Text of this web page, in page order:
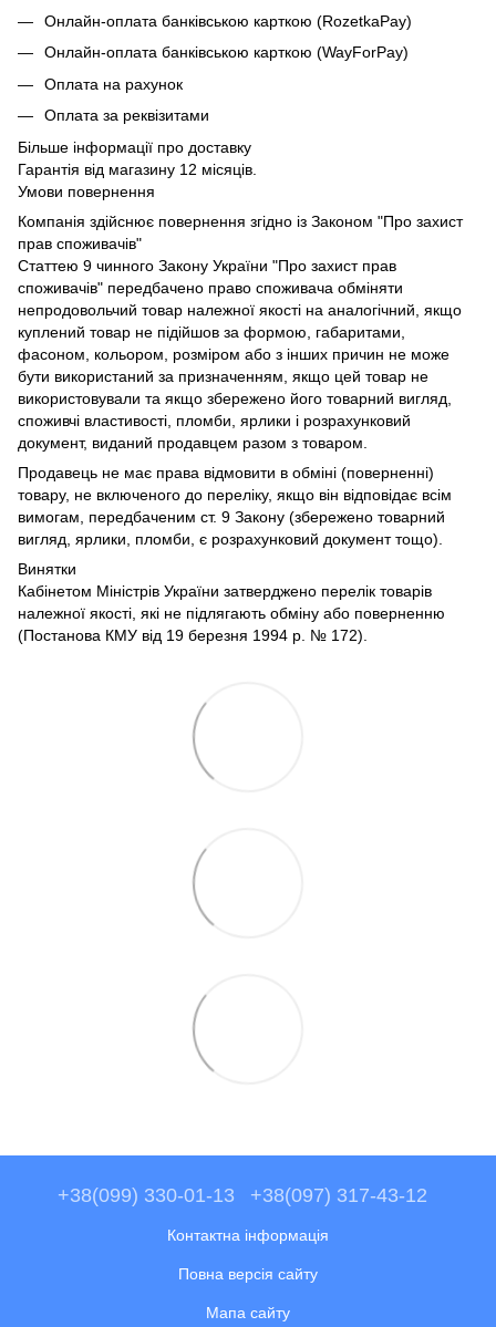
Онлайн-оплата банківською карткою (RozetkaPay)
Онлайн-оплата банківською карткою (WayForPay)
Оплата на рахунок
Оплата за реквізитами
Більше інформації про доставку
Гарантія від магазину 12 місяців.
Умови повернення
Компанія здійснює повернення згідно із Законом "Про захист
прав споживачів"
Статтею 9 чинного Закону України "Про захист прав
споживачів" передбачено право споживача обміняти
непродовольчий товар належної якості на аналогічний, якщо
куплений товар не підійшов за формою, габаритами,
фасоном, кольором, розміром або з інших причин не може
бути використаний за призначенням, якщо цей товар не
використовували та якщо збережено його товарний вигляд,
споживчі властивості, пломби, ярлики і розрахунковий
документ, виданий продавцем разом з товаром.
Продавець не має права відмовити в обміні (поверненні)
товару, не включеного до переліку, якщо він відповідає всім
вимогам, передбаченим ст. 9 Закону (збережено товарний
вигляд, ярлики, пломби, є розрахунковий документ тощо).
Винятки
Кабінетом Міністрів України затверджено перелік товарів
належної якості, які не підлягають обміну або поверненню
(Постанова КМУ від 19 березня 1994 р. № 172).
+38(099) 330-01-13 +38(097) 317-43-12
Контактна інформація
Повна версія сайту
Мапа сайту